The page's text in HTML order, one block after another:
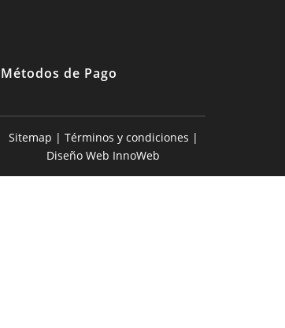
Métodos de Pago
Sitemap | Términos y condiciones |
Diseño Web InnoWeb